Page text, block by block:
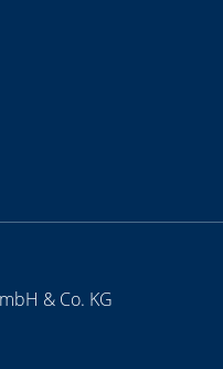
& Co. KG